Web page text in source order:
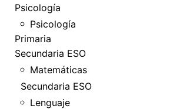
Psicología
Psicología
Primaria
Secundaria ESO
Matemáticas
Secundaria ESO
Lenguaje